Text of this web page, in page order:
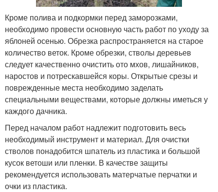
Кроме полива и подкормки перед заморозками,
необходимо провести основную часть работ по уходу за
яблоней осенью. Обрезка распространяется на старое
количество веток. Кроме обрезки, стволы деревьев
следует качественно очистить ото мхов, лишайников,
наростов и потрескавшейся коры. Открытые срезы и
поврежденные места необходимо заделать
специальными веществами, которые должны иметься у
каждого дачника.
Перед началом работ надлежит подготовить весь
необходимый инструмент и материал. Для очистки
стволов понадобится шпатель из пластика и большой
кусок ветоши или пленки. В качестве защиты
рекомендуется использовать матерчатые перчатки и
очки из пластика.